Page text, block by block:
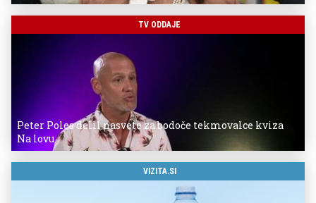
TV ODDAJE
Peter Poles delil nasvete za bodoče tekmovalce kviza
Na lovu
VIZITA.SI